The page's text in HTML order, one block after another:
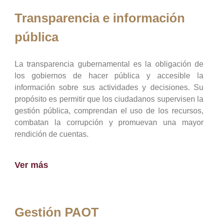
Transparencia e información
pública
La transparencia gubernamental es la obligación de
los gobiernos de hacer pública y accesible la
información sobre sus actividades y decisiones. Su
propósito es permitir que los ciudadanos supervisen la
gestión pública, comprendan el uso de los recursos,
combatan la corrupción y promuevan una mayor
rendición de cuentas.
Ver más
Gestión PAOT